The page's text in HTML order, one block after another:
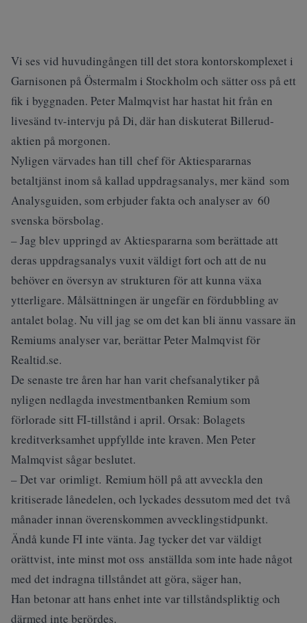
Vi ses vid huvudingången till det stora kontorskomplexet i
Garnisonen på Östermalm i Stockholm och sätter oss på ett
fik i byggnaden. Peter Malmqvist har hastat hit från en
livesänd tv-intervju på Di, där han diskuterat Billerud-
aktien på morgonen.
Nyligen värvades han till chef för Aktiespararnas
betaltjänst inom så kallad uppdragsanalys, mer känd som
Analysguiden, som erbjuder fakta och analyser av 60
svenska börsbolag.
– Jag blev uppringd av Aktiespararna som berättade att
deras uppdragsanalys vuxit väldigt fort och att de nu
behöver en översyn av strukturen för att kunna växa
ytterligare. Målsättningen är ungefär en fördubbling av
antalet bolag. Nu vill jag se om det kan bli ännu vassare än
Remiums analyser var, berättar Peter Malmqvist för
Realtid.se.
De senaste tre åren har han varit chefsanalytiker på
nyligen nedlagda investmentbanken Remium som
förlorade sitt FI-tillstånd i april. Orsak: Bolagets
kreditverksamhet uppfyllde inte kraven. Men Peter
Malmqvist sågar beslutet.
– Det var orimligt. Remium höll på att avveckla den
kritiserade lånedelen, och lyckades dessutom med det två
månader innan överenskommen avvecklingstidpunkt.
Ändå kunde FI inte vänta. Jag tycker det var väldigt
orättvist, inte minst mot oss anställda som inte hade något
med det indragna tillståndet att göra, säger han,
Han betonar att hans enhet inte var tillståndspliktig och
därmed inte berördes.